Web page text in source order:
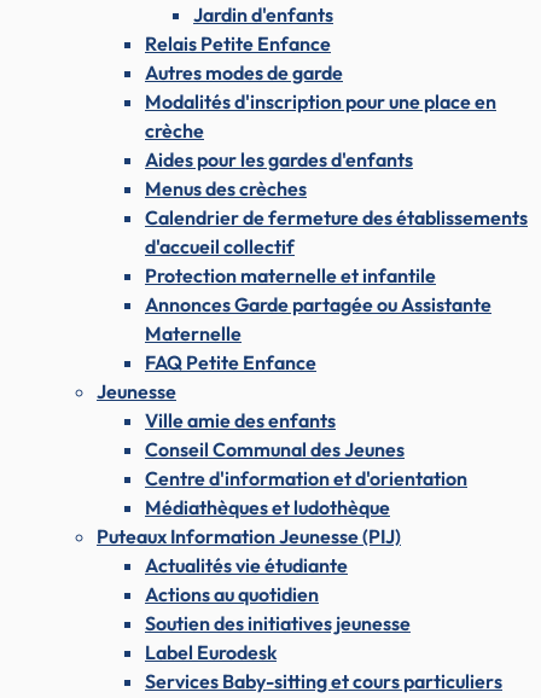
Jardin d'enfants
Relais Petite Enfance
Autres modes de garde
Modalités d'inscription pour une place en
crèche
Aides pour les gardes d'enfants
Menus des crèches
Calendrier de fermeture des établissements
d'accueil collectif
Protection maternelle et infantile
Annonces Garde partagée ou Assistante
Maternelle
FAQ Petite Enfance
Jeunesse
Ville amie des enfants
Conseil Communal des Jeunes
Centre d'information et d'orientation
Médiathèques et ludothèque
Puteaux Information Jeunesse (PIJ)
Actualités vie étudiante
Actions au quotidien
Soutien des initiatives jeunesse
Label Eurodesk
Services Baby-sitting et cours particuliers